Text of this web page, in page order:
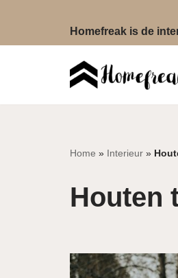
Homefreak is de
Home » Interieur »
Houten